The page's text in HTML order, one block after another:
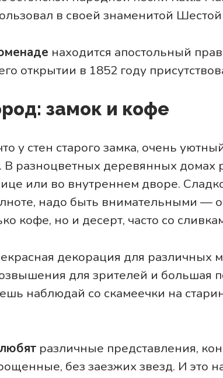
в своей знаменитой
находится апостольный
открытии в 1852 году
замок и кофе
у стен старого замка, очень
В разноцветных деревянных домах
или во внутреннем дворе.
надо быть внимательными —
кофе, но и десерт, часто со
декорация для различных
для зрителей и большая
наблюдай со скамеечки на
различные представления,
без заезжих звезд. И это